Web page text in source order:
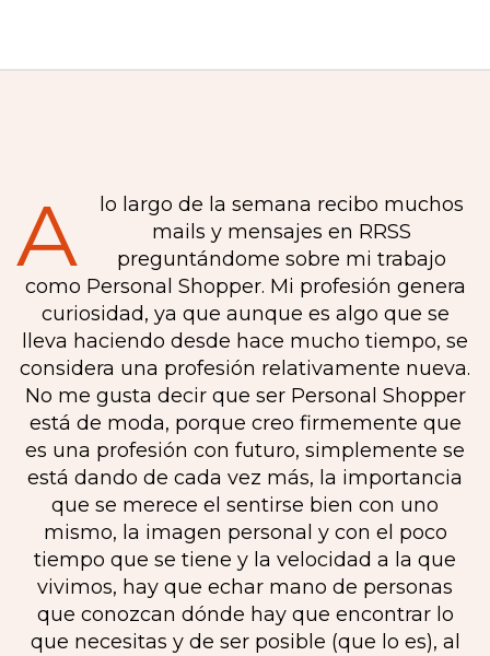
A
lo largo de la semana recibo muchos
mails y mensajes en RRSS
preguntándome sobre mi trabajo
como Personal Shopper. Mi profesión genera
curiosidad, ya que aunque es algo que se
lleva haciendo desde hace mucho tiempo, se
considera una profesión relativamente nueva.
No me gusta decir que ser Personal Shopper
está de moda, porque creo firmemente que
es una profesión con futuro, simplemente se
está dando de cada vez más, la importancia
que se merece el sentirse bien con uno
mismo, la imagen personal y con el poco
tiempo que se tiene y la velocidad a la que
vivimos, hay que echar mano de personas
que conozcan dónde hay que encontrar lo
que necesitas y de ser posible (que lo es), al